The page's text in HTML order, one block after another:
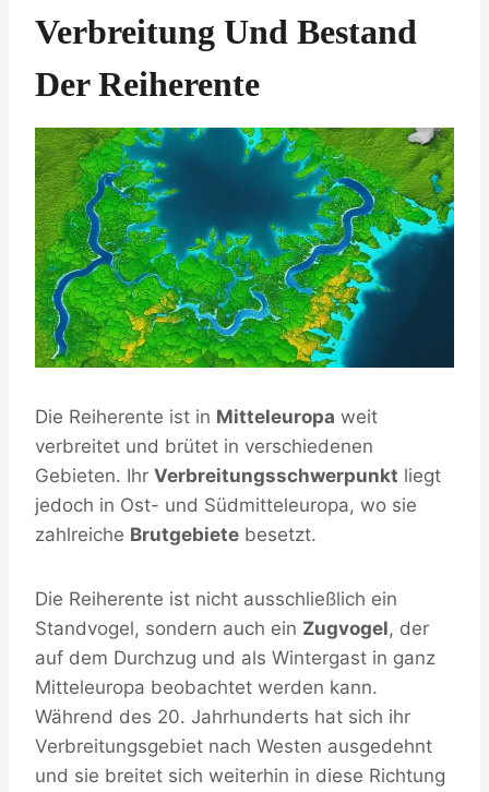
Verbreitung Und Bestand
Der Reiherente
Die Reiherente ist in Mitteleuropa weit
verbreitet und brütet in verschiedenen
Gebieten. Ihr Verbreitungsschwerpunkt liegt
jedoch in Ost- und Südmitteleuropa, wo sie
zahlreiche Brutgebiete besetzt.
Die Reiherente ist nicht ausschließlich ein
Standvogel, sondern auch ein Zugvogel, der
auf dem Durchzug und als Wintergast in ganz
Mitteleuropa beobachtet werden kann.
Während des 20. Jahrhunderts hat sich ihr
Verbreitungsgebiet nach Westen ausgedehnt
und sie breitet sich weiterhin in diese Richtung